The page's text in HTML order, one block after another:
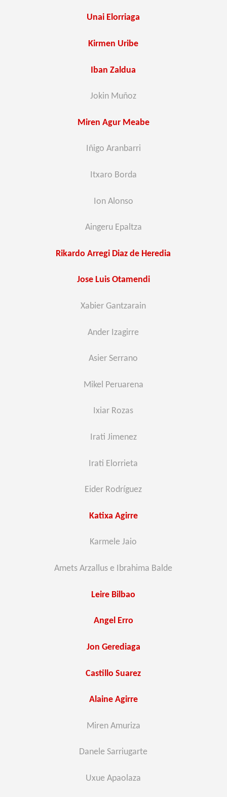
Unai Elorriaga
Kirmen Uribe
Iban Zaldua
Jokin Muñoz
Miren Agur Meabe
Iñigo Aranbarri
Itxaro Borda
Ion Alonso
Aingeru Epaltza
Rikardo Arregi Diaz de Heredia
Jose Luis Otamendi
Xabier Gantzarain
Ander Izagirre
Asier Serrano
Mikel Peruarena
Ixiar Rozas
Irati Jimenez
Irati Elorrieta
Eider Rodríguez
Katixa Agirre
Karmele Jaio
Amets Arzallus e Ibrahima Balde
Leire Bilbao
Angel Erro
Jon Gerediaga
Castillo Suarez
Alaine Agirre
Miren Amuriza
Danele Sarriugarte
Uxue Apaolaza